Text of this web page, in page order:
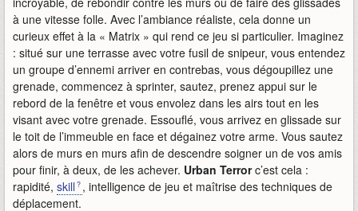
à une vitesse folle. Avec l’ambiance réaliste, cela donne un
curieux effet à la « Matrix » qui rend ce jeu si particulier. Imaginez
: situé sur une terrasse avec votre fusil de snipeur, vous entendez
un groupe d’ennemi arriver en contrebas, vous dégoupillez une
grenade, commencez à sprinter, sautez, prenez appui sur le
rebord de la fenêtre et vous envolez dans les airs tout en les
visant avec votre grenade. Essouflé, vous arrivez en glissade sur
le toit de l’immeuble en face et dégainez votre arme. Vous sautez
alors de murs en murs afin de descendre soigner un de vos amis
pour finir, à deux, de les achever. Urban Terrorc’est cela :
rapidité, skill , intelligence de jeu et maîtrise des techniques de
déplacement.